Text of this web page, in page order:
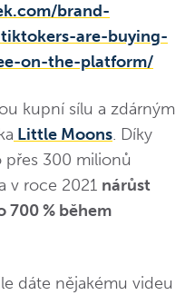
brand-
are-buying-
on-the-platform/
kupní sílu a zdárným
Little Moons. Díky
přes 300 milionů
v roce 2021 nárůst
700 % během
dáte nějakému videu